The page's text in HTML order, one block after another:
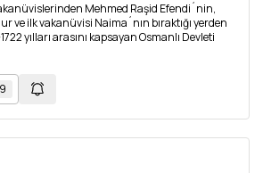
Mehmed Raşid Efendi´nin,
ve ilk vakanüvisi Naima´nın bıraktığı yerden
yılları arasını kapsayan Osmanlı Devleti